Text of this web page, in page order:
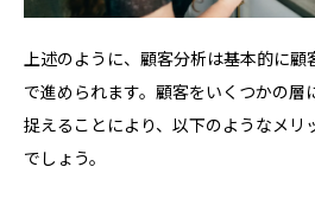
上述のように、顧客分析は基本的に
で進められます。顧客をいくつかの層
捉えることにより、以下のようなメリ
でしょう。